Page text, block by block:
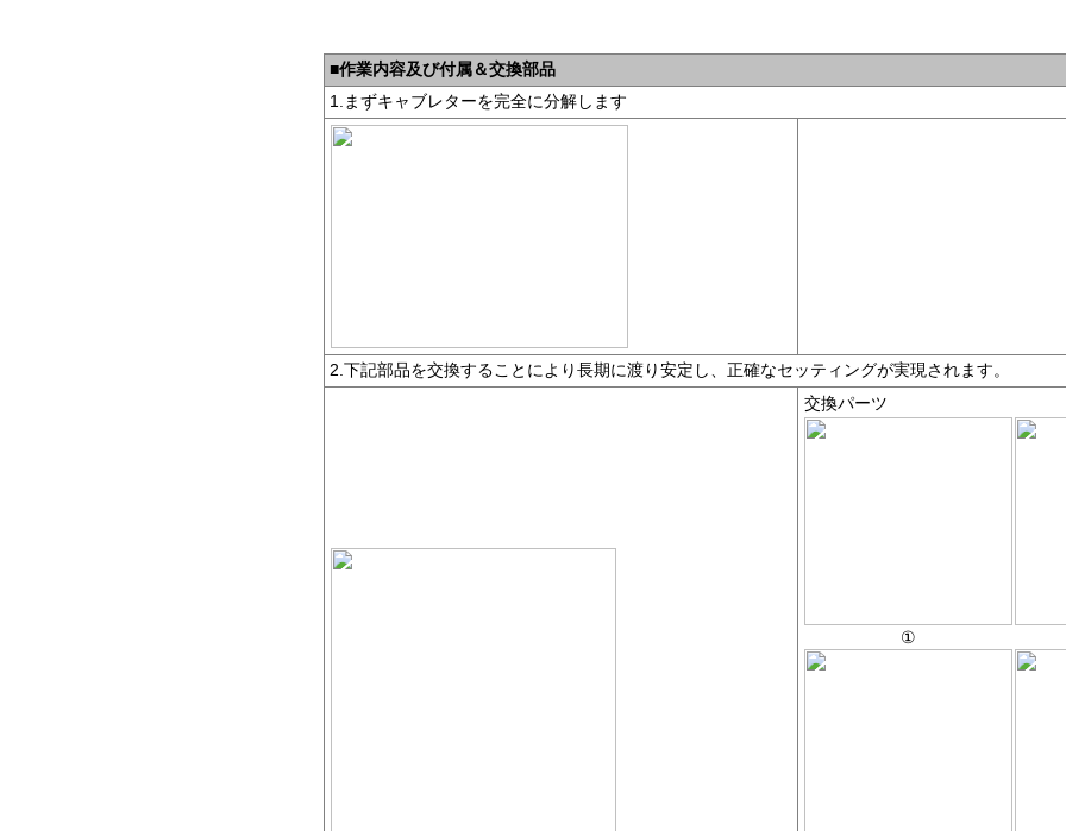
■作業内容及び付属＆交換部品
1.まずキャブレターを完全に分解します
2.下記部品を交換することにより長期に渡り安定し、正確なセッティングが実現されます。
交換パーツ
①